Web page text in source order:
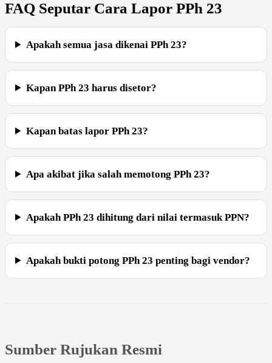
FAQ Seputar Cara Lapor PPh 23
Apakah semua jasa dikenai PPh 23?
Kapan PPh 23 harus disetor?
Kapan batas lapor PPh 23?
Apa akibat jika salah memotong PPh 23?
Apakah PPh 23 dihitung dari nilai termasuk PPN?
Apakah bukti potong PPh 23 penting bagi vendor?
Sumber Rujukan Resmi